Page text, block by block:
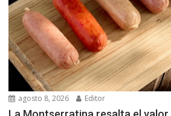
agosto 8, 2026 Editor